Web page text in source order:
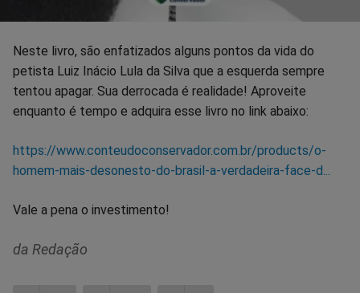
Neste livro, são enfatizados alguns pontos da vida do
petista Luiz Inácio Lula da Silva que a esquerda sempre
tentou apagar. Sua derrocada é realidade! Aproveite
enquanto é tempo e adquira esse livro no link abaixo:
https://www.conteudoconservador.com.br/products/o-
homem-mais-desonesto-do-brasil-a-verdadeira-face-d...
Vale a pena o investimento!
da Redação